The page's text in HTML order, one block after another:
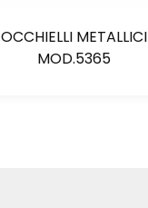
OCCHIELLI METALLICI
MOD.5365